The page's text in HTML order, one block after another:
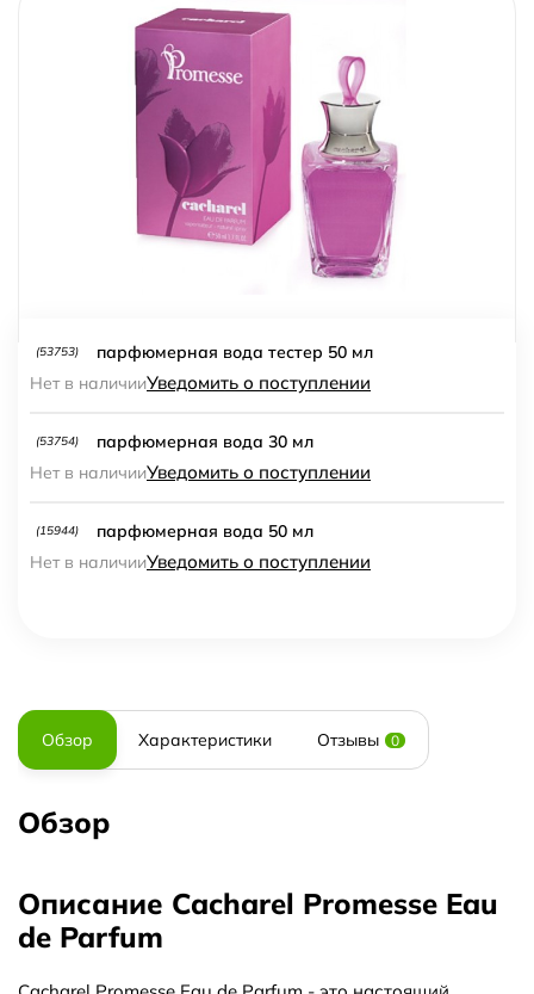
(53753)
парфюмерная вода тестер 50 мл
Нет в наличииУведомить о поступлении
(53754)
парфюмерная вода 30 мл
Нет в наличииУведомить о поступлении
(15944)
парфюмерная вода 50 мл
Нет в наличииУведомить о поступлении
Обзор Характеристики Отзывы 0
Обзор
Описание Cacharel Promesse Eau
de Parfum